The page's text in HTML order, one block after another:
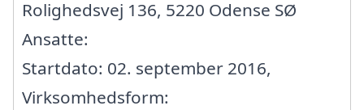
Rolighedsvej 136, 5220 Odense SØ
Ansatte:
Startdato: 02. september 2016,
Virksomhedsform: